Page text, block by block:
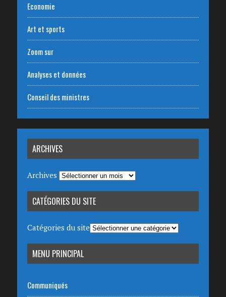
Economie
Art et sports
Zoom sur
Analyses et données
Conseil des ministres
ARCHIVES
Archives
CATÉGORIES DU SITE
Catégories du site
MENU PRINCIPAL
Communiqués